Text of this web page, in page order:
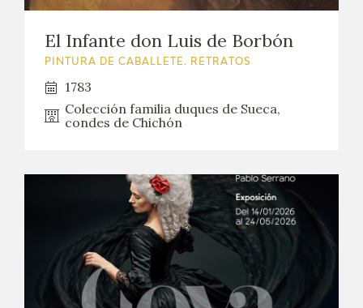
El Infante don Luis de Borbón
PINTURA DE CABALLETE. RETRATOS
1783
Colección familia duques de Sueca,
condes de Chichón